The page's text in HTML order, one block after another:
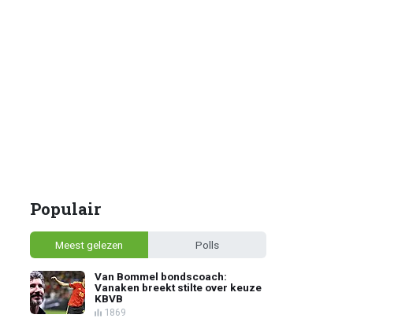
Populair
Meest gelezen Polls
Van Bommel bondscoach:
Vanaken breekt stilte over keuze
KBVB
1869